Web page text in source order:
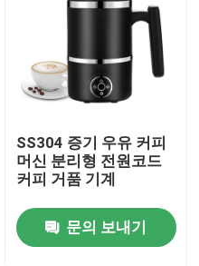
SS304 증기 우유 커피
머신 분리형 전원코드
커피 거품 기계
문의 보내기